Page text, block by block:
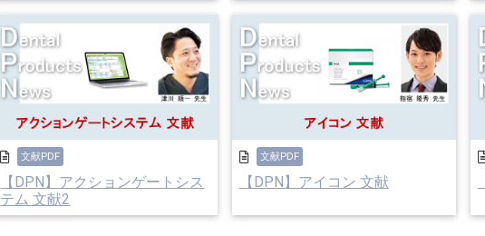
文献PDF
【DPN】アクションゲートシス
テム 文献2
文献PDF
【DPN】アイコン 文献